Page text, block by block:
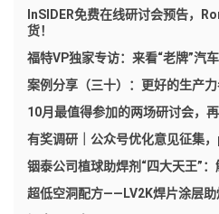
InSIDER免费在线研讨会预告，
货！
福特VP独家专访：来看“老牌”汽
案例分享（三十）：更好的生产
10月最值得参加的两场研讨会，
有奖调研｜公众号优化意见征集
铟泰公司植球助焊剂“四大天王”
超低空洞配方——LV2K焊片涂层助